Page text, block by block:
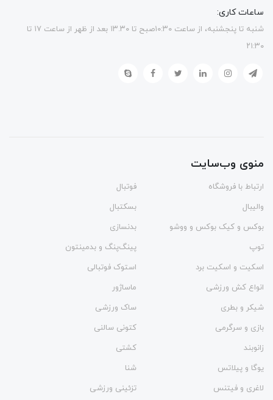
ساعات کاری:
شنبه تا پنجشنبه، از ساعت ۱۰:۳۰صبح تا ۱۳.۳۰ بعد از ظهر از ساعت ۱۷ تا
۲۱:۳۰
منوی وب‌سایت
ارتباط با فروشگاه
فوتبال
والیبال
بسکتبال
بوکس و کیک بوکس و ووشو
بدنسازی
توپ
پینگ‌پنگ و بدمينتون
اسکیت و اسکیت برد
استوک فوتبالی
انواع کش ورزشی
ماساژور
شیکر و بطری
ساک ورزشی
بازی و سرگرمی
کتونی سالنی
زانوبند
کشتی
یوگا و پیلاتس
شنا
لاغری و فیتنس
تزئینی ورزشی